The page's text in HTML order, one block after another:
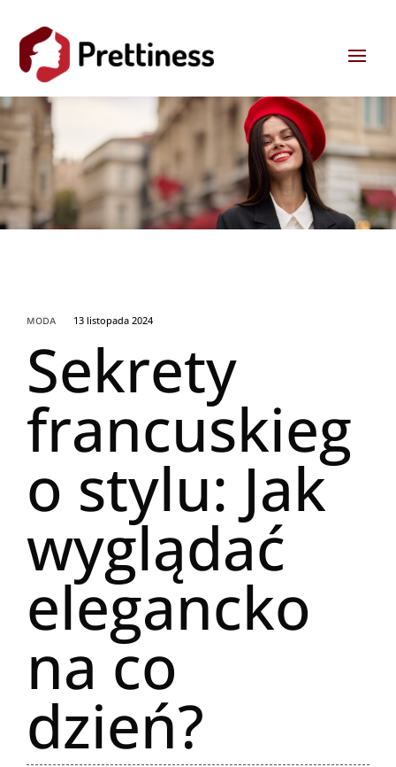
MODA 13 listopada 2024
Sekrety
francuskieg
o stylu: Jak
wyglądać
elegancko
na co
dzień?